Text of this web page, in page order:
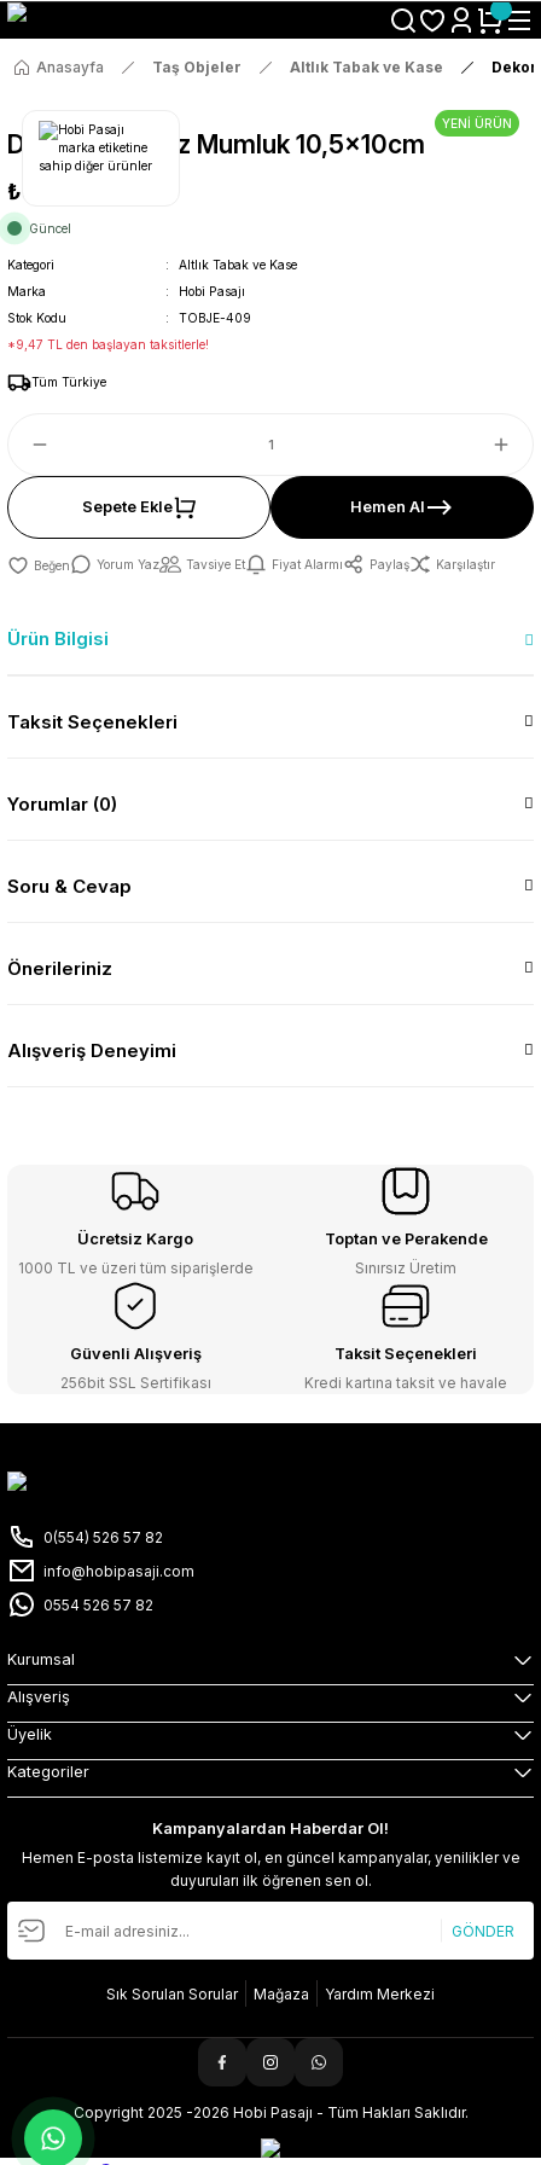
Size Özel "HG10" Koduyla Sepette Hemen %10 İndirimi Kaçırma
Anasayfa Taş Objeler Altlık Tabak ve Kase
YENİ ÜRÜN
Dekoratif Yıldız Mumluk 10,5x10cm
₺50
Güncel
Kategori
Altlık Tabak ve Kase
Marka
Hobi Pasajı
Stok Kodu
TOBJE-409
*9,47 TL den başlayan taksitlerle!
Tüm Türkiye
Sepete Ekle Hemen Al
Yorum Yaz Tavsiye Et Fiyat Alarmı Paylaş Karşılaştır
Ürün Bilgisi
Taksit Seçenekleri
Yorumlar (0)
Soru & Cevap
Önerileriniz
Alışveriş Deneyimi
Ücretsiz Kargo
1000 TL ve üzeri tüm siparişlerde
Toptan ve Perakende
Sınırsız Üretim
Güvenli Alışveriş
256bit SSL Sertifikası
Taksit Seçenekleri
Kredi kartına taksit ve havale
0(554) 526 57 82
info@hobipasaji.com
0554 526 57 82
Kurumsal
Alışveriş
Üyelik
Kategoriler
Kampanyalardan Haberdar Ol!
Hemen E-posta listemize kayıt ol, en güncel kampanyalar, yenilikler ve
duyuruları ilk öğrenen sen ol.
GÖNDER
Sık Sorulan Sorular Mağaza Yardım Merkezi
Copyright 2025 -2026 Hobi Pasajı - Tüm Hakları Saklıdır.